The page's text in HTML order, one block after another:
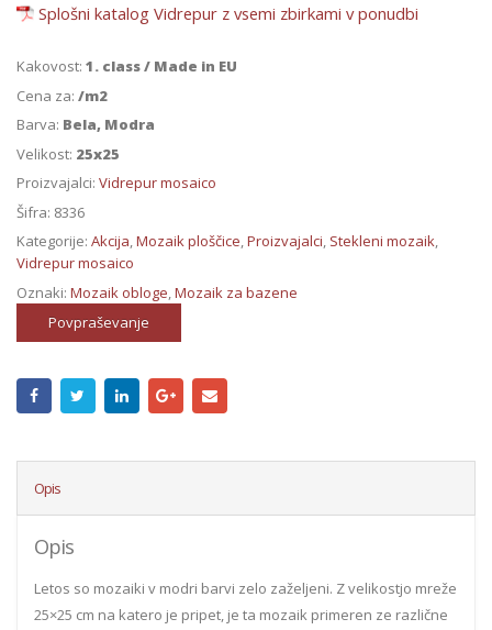
Splošni katalog Vidrepur z vsemi zbirkami v ponudbi
Kakovost: 1. class / Made in EU
Cena za: /m2
Barva: Bela, Modra
Velikost: 25x25
Proizvajalci: Vidrepur mosaico
Šifra: 8336
Kategorije: Akcija,Mozaik ploščice,Proizvajalci, Stekleni mozaik,
Vidrepur mosaico
Oznaki: Mozaik obloge,Mozaik za bazene
Povpraševanje
Opis
Opis
Letos so mozaiki v modri barvi zelo zaželjeni. Z velikostjo mreže
25×25 cm na katero je pripet, je ta mozaik primeren ze različne